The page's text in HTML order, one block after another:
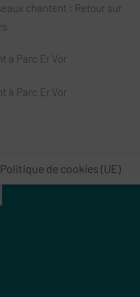
chantent : Retour sur
à Parc Er Vor
à Parc Er Vor
Politique de cookies (UE)